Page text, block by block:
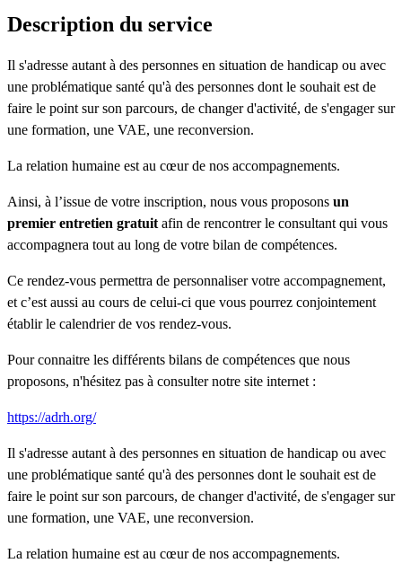
Description du service
Il s'adresse autant à des personnes en situation de handicap ou avec
une problématique santé qu'à des personnes dont le souhait est de
faire le point sur son parcours, de changer d'activité, de s'engager sur
une formation, une VAE, une reconversion.
La relation humaine est au cœur de nos accompagnements.
Ainsi, à l’issue de votre inscription, nous vous proposons un
premier entretien gratuit afin de rencontrer le consultant qui vous
accompagnera tout au long de votre bilan de compétences.
Ce rendez-vous permettra de personnaliser votre accompagnement,
et c’est aussi au cours de celui-ci que vous pourrez conjointement
établir le calendrier de vos rendez-vous.
Pour connaitre les différents bilans de compétences que nous
proposons, n'hésitez pas à consulter notre site internet :
https://adrh.org/
Il s'adresse autant à des personnes en situation de handicap ou avec
une problématique santé qu'à des personnes dont le souhait est de
faire le point sur son parcours, de changer d'activité, de s'engager sur
une formation, une VAE, une reconversion.
La relation humaine est au cœur de nos accompagnements.